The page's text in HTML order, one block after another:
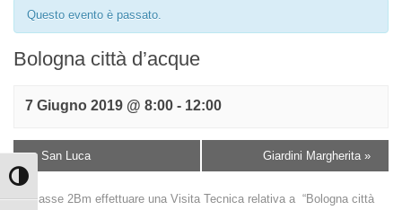
Attiva/disattiva alto contrasto
Questo evento è passato.
Bologna città d’acque
7 Giugno 2019 @ 8:00 - 12:00
« San Luca Giardini Margherita »
La classe 2Bm effettuare una Visita Tecnica relativa a “Bologna città